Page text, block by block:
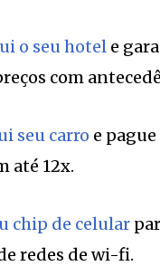
o seu hotel e
com
seu carro e
até 12x.
chip de celular
redes de wi-fi.